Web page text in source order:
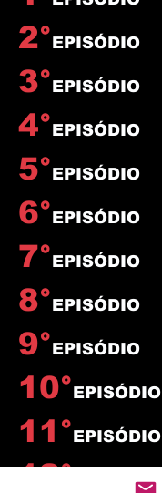
10° EPISÓDIO
9° EPISÓDIO
11° EPISÓDIO
2° EPISÓDIO
3° EPISÓDIO
4° EPISÓDIO
8° EPISÓDIO
7° EPISÓDIO
6° EPISÓDIO
5° EPISÓDIO
12° EPISÓDIO